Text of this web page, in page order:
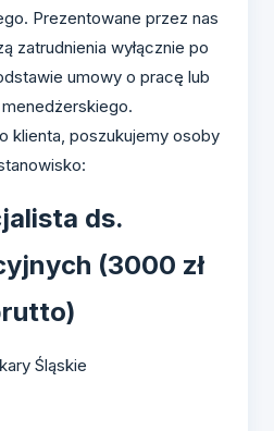
Prezentowane przez nas
zatrudnienia wyłącznie po
umowy o pracę lub
klienta, poszukujemy osoby
ds.
(3000 zł
Śląskie